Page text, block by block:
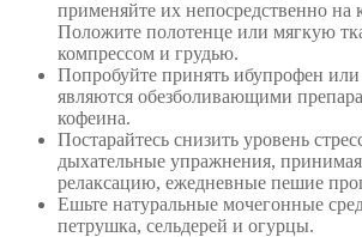
применяйте их непосредственно на
Положите полотенце или мягкую
компрессом и грудью.
Попробуйте принять ибупрофен
являются обезболивающими
кофеина.
Постарайтесь снизить уровень
дыхательные упражнения,
релаксацию, ежедневные пешие
Ешьте натуральные мочегонные
петрушка, сельдерей и огурцы.